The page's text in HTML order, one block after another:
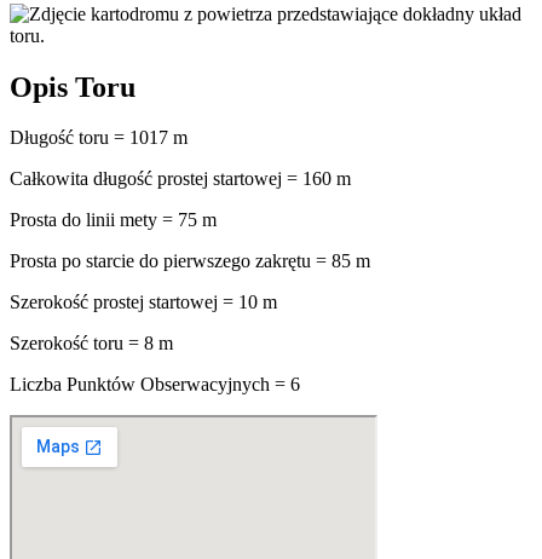
Opis Toru
Długość toru = 1017 m
Całkowita długość prostej startowej = 160 m
Prosta do linii mety = 75 m
Prosta po starcie do pierwszego zakrętu = 85 m
Szerokość prostej startowej = 10 m
Szerokość toru = 8 m
Liczba Punktów Obserwacyjnych = 6